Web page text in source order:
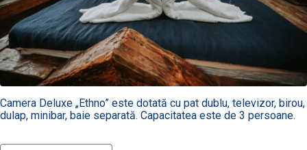
Camera Deluxe „Ethno” este dotată cu pat dublu, televizor, birou,
dulap, minibar, baie separată. Capacitatea este de 3 persoane.